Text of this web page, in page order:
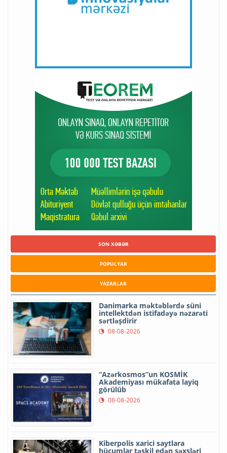
SON XƏBƏR
POPULYAR
YAZARLAR
Danimarka məktəblərdə süni
intellektdən istifadəyə nəzarəti
sərtləşdirir
08-08-2026
“Azərkosmos”un KOSMİK
Akademiyası mükafata layiq
görülüb
08-08-2026
Kiberpolis xarici saytlara
hücumlar təşkil edən şəxsləri